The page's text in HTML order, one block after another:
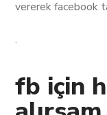
vererek facebook
.
fb için